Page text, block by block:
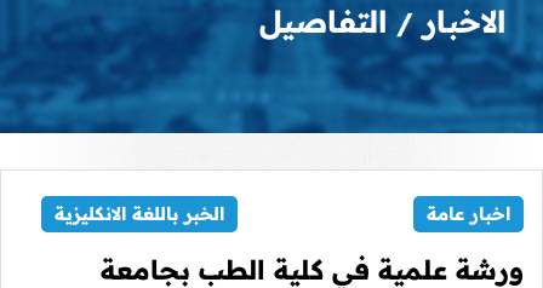
الاخبار التفاصيل
اخبار عامة الخبر باللغة الانكليزية
ورشة علمية في كلية الطب بجامعة